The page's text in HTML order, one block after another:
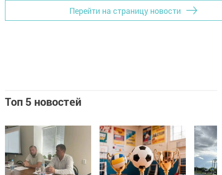
Перейти на страницу новости
Топ 5 новостей